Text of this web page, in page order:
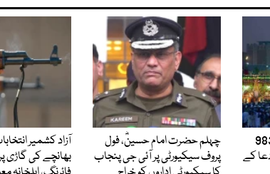
گنج بخشؒ کا 983
کے
چہلم حضرت امام حسینؓ، فول
پروف سیکیورٹی پر آئی جی پنجاب
آزاد کشمیر
بھانچے کی گاڑی